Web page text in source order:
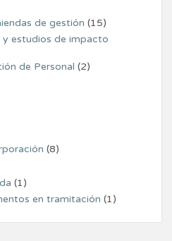
de gestión (15)
y estudios de impacto
de Personal (2)
(8)
(1)
en tramitación (1)